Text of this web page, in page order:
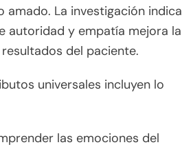
La investigación indica
autoridad y empatía mejora la
del paciente.
universales incluyen lo
las emociones del